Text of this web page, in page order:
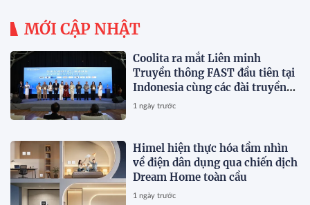
MỚI CẬP NHẬT
Coolita ra mắt Liên minh
Truyền thông FAST đầu tiên tại
Indonesia cùng các đài truyền
hình hàng đầu
1 ngày trước
Himel hiện thực hóa tầm nhìn
về điện dân dụng qua chiến dịch
Dream Home toàn cầu
1 ngày trước